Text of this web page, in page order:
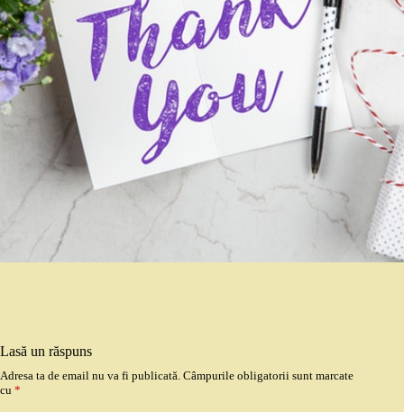
Lasă un răspuns
Adresa ta de email nu va fi publicată. Câmpurile obligatorii sunt marcate
cu *